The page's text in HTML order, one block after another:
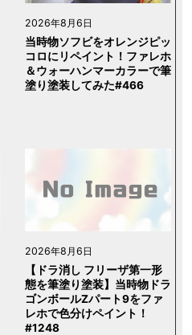
2026年8月6日
当時物ソフビをオレンジピッ
コロにリペイント！ファレホ
＆ウォーハンマーカラーで筆
塗り塗装してみた#466
2026年8月6日
【ドラ消し フリーザ第一形
態を筆塗り塗装】当時物ドラ
ゴンボールZパート9をファ
レホで色分けペイント！
#1248